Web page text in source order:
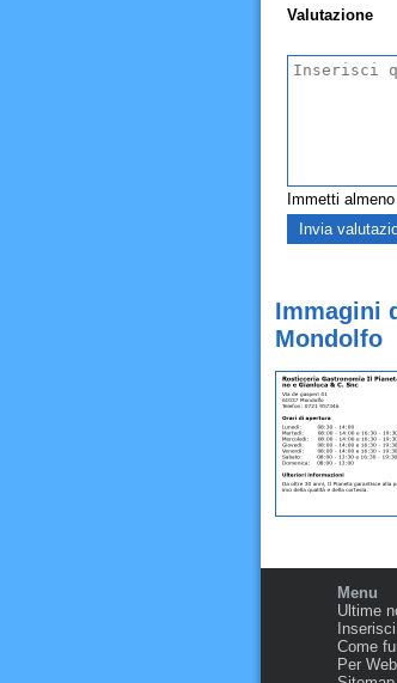
Valutazione
Immetti
Immagini
Mondolfo
Menu
Ultime
Come
Per